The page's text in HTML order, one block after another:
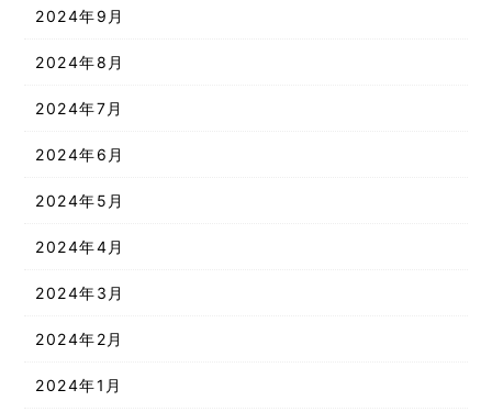
2024年9月
2024年8月
2024年7月
2024年6月
2024年5月
2024年4月
2024年3月
2024年2月
2024年1月